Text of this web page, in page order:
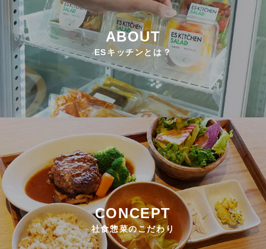
ABOUT
ESキッチンとは？
CONCEPT
社食惣菜のこだわり